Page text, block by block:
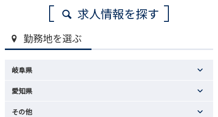
求人情報を探す
勤務地を選ぶ
岐阜県
愛知県
その他